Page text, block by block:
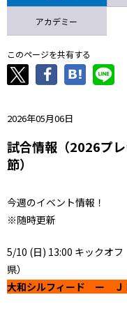
アカデミー
このページを共有する
2026年05月06日
試合情報（2026プ
節）
今週のイベント情報！
※随時更新
5/10 (日) 13:00 キックオ
県）
大和シルフィード ー Ｊ